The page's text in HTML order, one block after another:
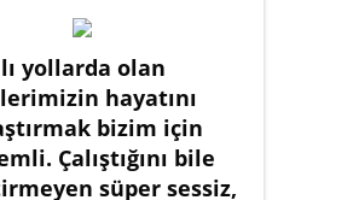
yollarda olan
hayatını
bizim için
Çalıştığını bile
süper sessiz,